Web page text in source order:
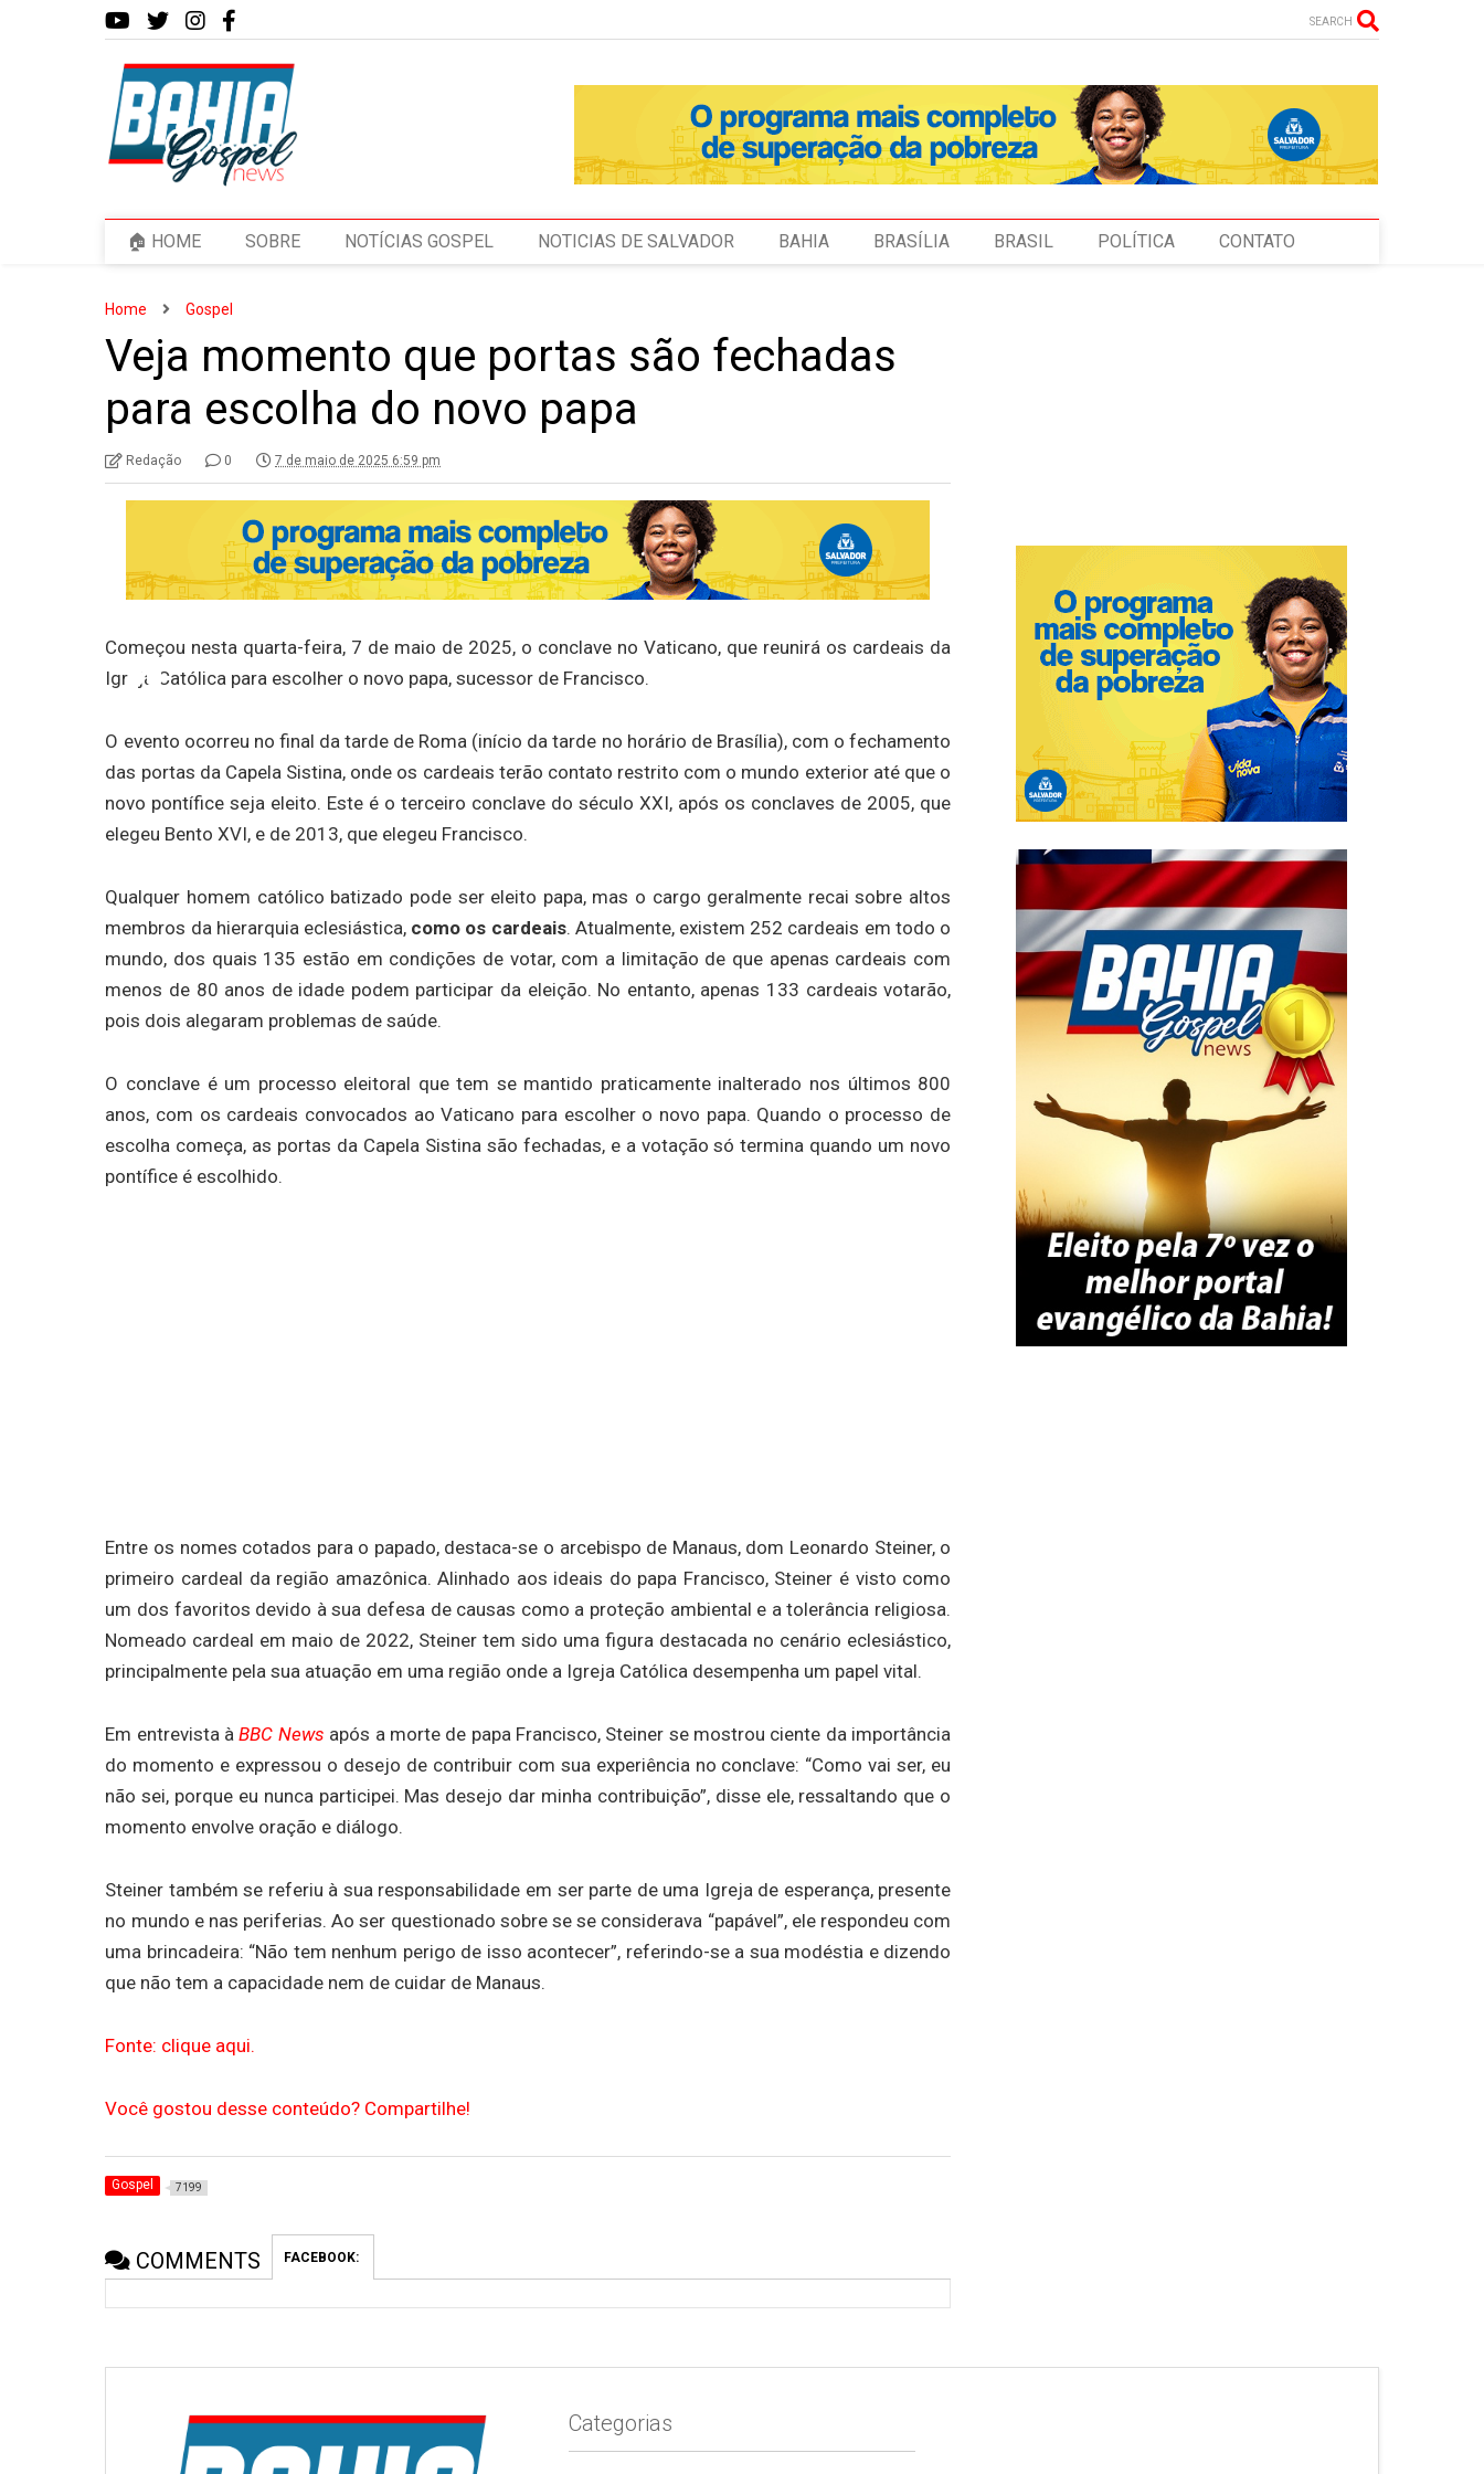
SEARCH
🏠 HOME SOBRE NOTÍCIAS GOSPEL NOTICIAS DE SALVADOR BAHIA BRASÍLIA BRASIL POLÍTICA CONTATO
Home Gospel
Veja momento que portas são fechadas
para escolha do novo papa
Redação 0 7 de maio de 2025 6:59 pm
Começou nesta quarta-feira, 7 de maio de 2025, o conclave no Vaticano, que reunirá os cardeais da
Igreja Católica para escolher o novo papa, sucessor de Francisco.
O evento ocorreu no final da tarde de Roma (início da tarde no horário de Brasília), com o fechamento
das portas da Capela Sistina, onde os cardeais terão contato restrito com o mundo exterior até que o
novo pontífice seja eleito. Este é o terceiro conclave do século XXI, após os conclaves de 2005, que
elegeu Bento XVI, e de 2013, que elegeu Francisco.
Qualquer homem católico batizado pode ser eleito papa, mas o cargo geralmente recai sobre altos
membros da hierarquia eclesiástica, como os cardeais. Atualmente, existem 252 cardeais em todo o
mundo, dos quais 135 estão em condições de votar, com a limitação de que apenas cardeais com
menos de 80 anos de idade podem participar da eleição. No entanto, apenas 133 cardeais votarão,
pois dois alegaram problemas de saúde.
O conclave é um processo eleitoral que tem se mantido praticamente inalterado nos últimos 800
anos, com os cardeais convocados ao Vaticano para escolher o novo papa. Quando o processo de
escolha começa, as portas da Capela Sistina são fechadas, e a votação só termina quando um novo
pontífice é escolhido.
Entre os nomes cotados para o papado, destaca-se o arcebispo de Manaus, dom Leonardo Steiner, o
primeiro cardeal da região amazônica. Alinhado aos ideais do papa Francisco, Steiner é visto como
um dos favoritos devido à sua defesa de causas como a proteção ambiental e a tolerância religiosa.
Nomeado cardeal em maio de 2022, Steiner tem sido uma figura destacada no cenário eclesiástico,
principalmente pela sua atuação em uma região onde a Igreja Católica desempenha um papel vital.
Em entrevista àBBC News após a morte de papa Francisco, Steiner se mostrou ciente da importância
do momento e expressou o desejo de contribuir com sua experiência no conclave: “Como vai ser, eu
não sei, porque eu nunca participei. Mas desejo dar minha contribuição”, disse ele, ressaltando que o
momento envolve oração e diálogo.
Steiner também se referiu à sua responsabilidade em ser parte de uma Igreja de esperança, presente
no mundo e nas periferias. Ao ser questionado sobre se se considerava “papável”, ele respondeu com
uma brincadeira: “Não tem nenhum perigo de isso acontecer”, referindo-se a sua modéstia e dizendo
que não tem a capacidade nem de cuidar de Manaus.
Fonte: clique aqui.
Você gostou desse conteúdo? Compartilhe!
Gospel 7199
COMMENTS FACEBOOK:
Categorias